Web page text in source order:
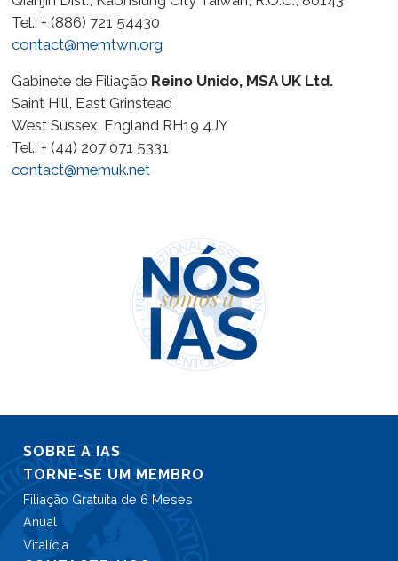
Tel.: + (886) 721 54430
contact@memtwn.org
Gabinete de Filiação Reino Unido, MSA UK Ltd.
Saint Hill, East Grinstead
West Sussex, England RH19 4JY
Tel.: + (44) 207 071 5331
contact@memuk.net
SOBRE A IAS
TORNE‑SE UM MEMBRO
Filiação Gratuita de 6 Meses
Anual
Vitalícia